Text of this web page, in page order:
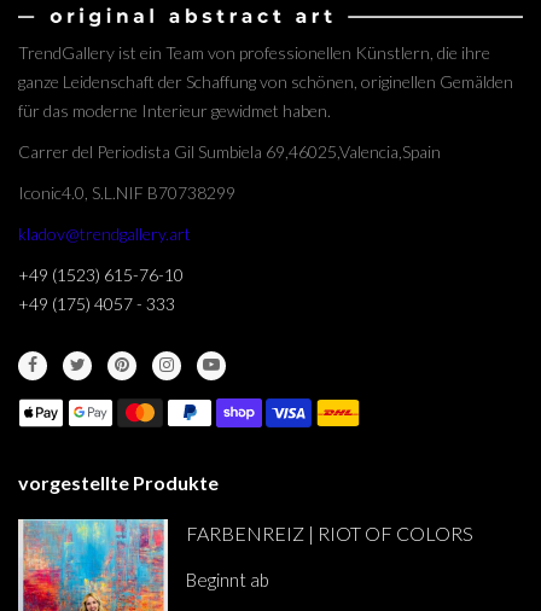
TrendGallery ist ein Team von professionellen Künstlern, die ihre
ganze Leidenschaft der Schaffung von schönen, originellen Gemälden
für das moderne Interieur gewidmet haben.
Carrer del Periodista Gil Sumbiela 69,46025,Valencia,Spain
Iconic4.0, S.L.NIF B70738299
kladov@trendgallery.art
+49 (1523) 615-76-10
+49 (175) 4057 - 333
vorgestellte Produkte
FARBENREIZ | RIOT OF COLORS
Beginnt ab